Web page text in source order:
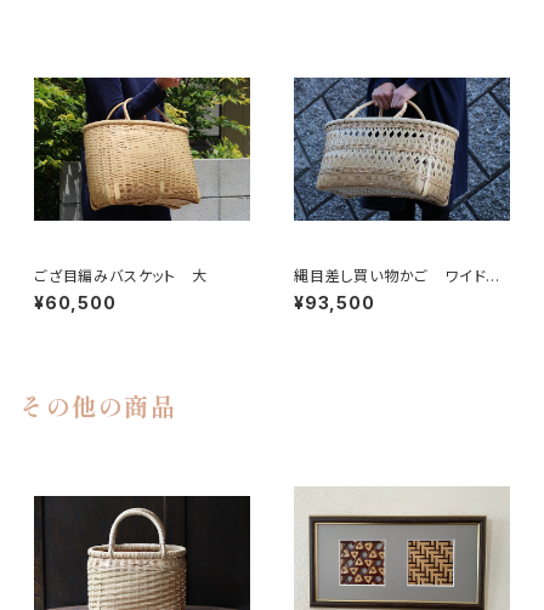
ござ目編みバスケット 大
¥60,500
縄目差し買い物かご ワイドサ
イズ
¥93,500
その他の商品